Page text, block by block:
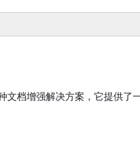
增强解决方案，它提供了